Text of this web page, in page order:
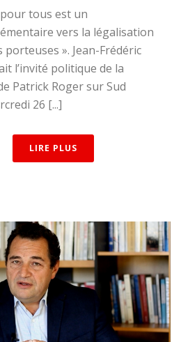
pour tous est un
vers la légalisation
porteuses ». Jean-Frédéric
l’invité politique de la
Patrick Roger sur Sud
26 [...]
LIRE PLUS